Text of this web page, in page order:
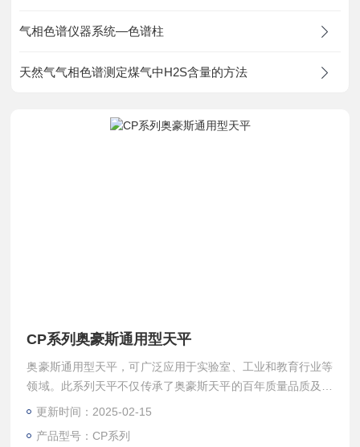
联系我们
气相色谱仪器系统—色谱柱
天然气气相色谱测定煤气中H2S含量的方法
CP系列奥豪斯通用型天平
奥豪斯通用型天平，可广泛应用于实验室、工业和教育行业等
领域。此系列天平不仅传承了奥豪斯天平的百年质量品质及流
畅大气的造型，更融入了全新的设计理念，充分考虑中国用户
更新时间：2025-02-15
产品型号：CP系列